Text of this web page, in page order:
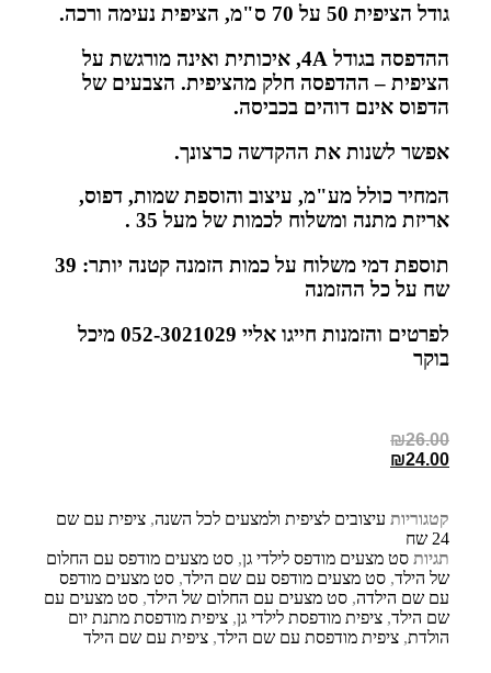
גודל הציפית 50 על 70 ס"מ, הציפית נעימה ורכה.
ההדפסה בגודל 4A, איכותית ואינה מורגשת על
הציפית – ההדפסה חלק מהציפית. הצבעים של
הדפוס אינם דוהים בכביסה.
אפשר לשנות את ההקדשה כרצונך.
המחיר כולל מע"מ, עיצוב והוספת שמות, דפוס,
אריזת מתנה ומשלוח לכמות של מעל 35 .
תוספת דמי משלוח על כמות הזמנה קטנה יותר: 39
שח על כל ההזמנה
לפרטים והזמנות חייגו אליי 052-3021029 מיכל
בוקר
₪26.00
₪24.00
קטגוריות עיצובים לציפית ולמצעים לכל השנה, ציפית עם שם
24 שח
תגיות סט מצעים מודפס לילדי גן, סט מצעים מודפס עם החלום
של הילד, סט מצעים מודפס עם שם הילד, סט מצעים מודפס
עם שם הילדה, סט מצעים עם החלום של הילד, סט מצעים עם
שם הילד, ציפית מודפסת לילדי גן, ציפית מודפסת מתנת יום
הולדת, ציפית מודפסת עם שם הילד, ציפית עם שם הילד